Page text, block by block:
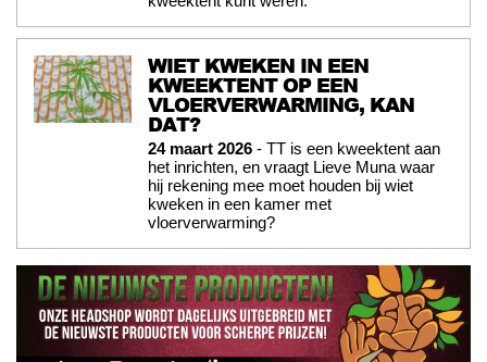
WIET KWEKEN IN EEN
KWEEKTENT OP EEN
VLOERVERWARMING, KAN
DAT?
24 maart 2026 - TT is een kweektent aan
het inrichten, en vraagt Lieve Muna waar
hij rekening mee moet houden bij wiet
kweken in een kamer met
vloerverwarming?